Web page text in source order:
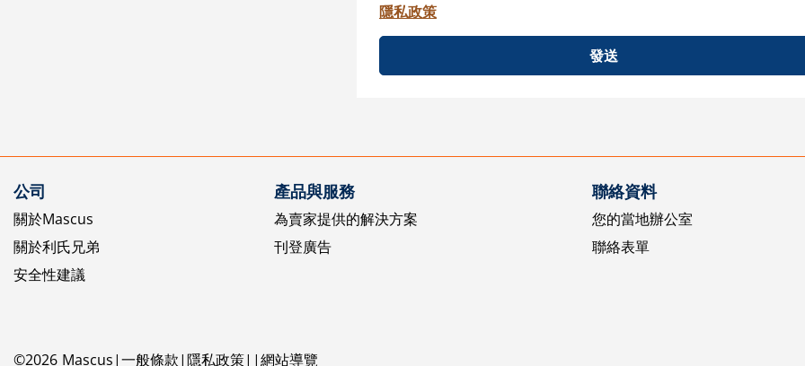
隱私政策
發送
公司
關於Mascus
關於利氏兄弟
安全性建議
產品與服務
為賣家提供的解決方案
刊登廣告
聯絡資料
您的當地辦公室
聯絡表單
©2026 Mascus 一般條款 隱私政策 網站導覽